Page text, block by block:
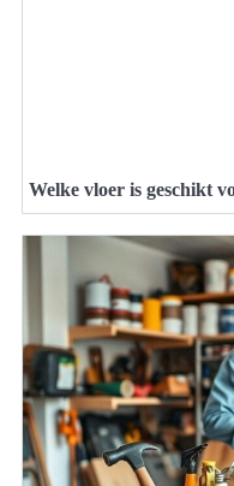
Welke vloer is geschikt